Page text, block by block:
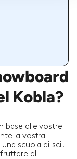
Kobla?
base alle vostre
la vostra
scuola di sci.
al